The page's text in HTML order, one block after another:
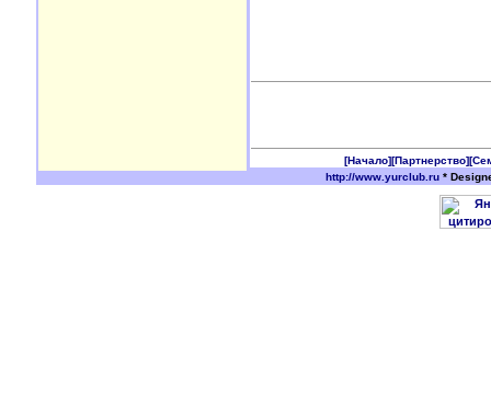
[Начало][Партнерство]
http://www.yurclub.ru*